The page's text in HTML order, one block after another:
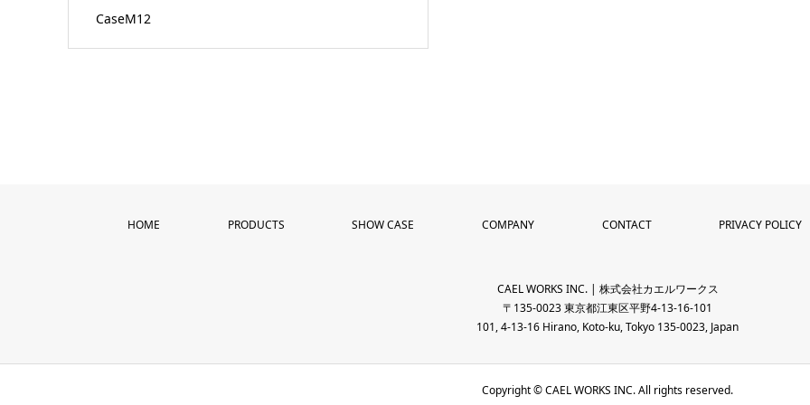
CaseM12
HOME PRODUCTS SHOW CASE COMPANY CONTACT PRIVACY POLICY
CAEL WORKS INC. | 株式会社カエルワークス
〒135-0023 東京都江東区平野4-13-16-101
101, 4-13-16 Hirano, Koto-ku, Tokyo 135-0023, Japan
Copyright © CAEL WORKS INC. All rights reserved.